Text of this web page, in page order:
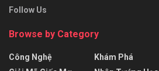
Follow Us
Browse by Category
Công Nghệ
Khám Phá